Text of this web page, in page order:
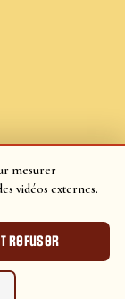
mesurer
vidéos externes.
refuser